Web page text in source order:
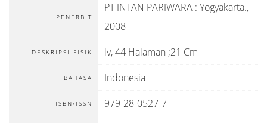
PENERBIT
PT INTAN PARIWARA : Yogyakarta.,
2008
DESKRIPSI FISIK iv, 44 Halaman ;21 Cm
BAHASA Indonesia
ISBN/ISSN 979-28-0527-7